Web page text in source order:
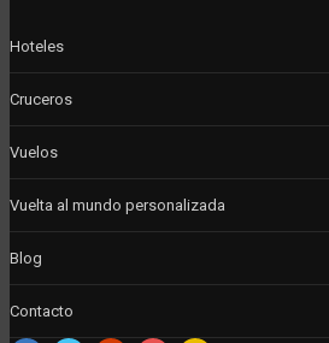
Hoteles
Cruceros
Vuelos
Vuelta al mundo personalizada
Blog
Contacto